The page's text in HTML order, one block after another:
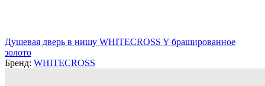
Душевая дверь в нишу WHITECROSS Y брашированное
золото
Бренд: WHITECROSS